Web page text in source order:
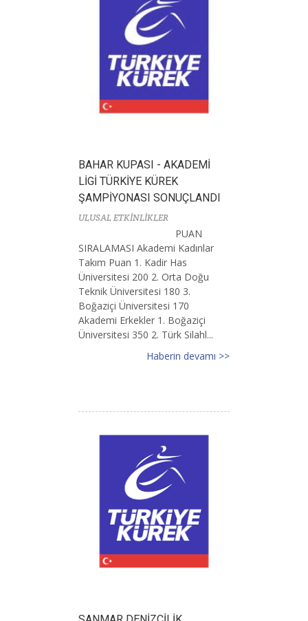
BAHAR KUPASI - AKADEMİ
LİGİ TÜRKİYE KÜREK
ŞAMPİYONASI SONUÇLANDI
ULUSAL ETKİNLİKLER
PUAN
SIRALAMASI Akademi Kadınlar
Takım Puan 1. Kadir Has
Üniversitesi 200 2. Orta Doğu
Teknik Üniversitesi 180 3.
Boğaziçi Üniversitesi 170
Akademi Erkekler 1. Boğaziçi
Üniversitesi 350 2. Türk Silahl...
Haberin devamı >>